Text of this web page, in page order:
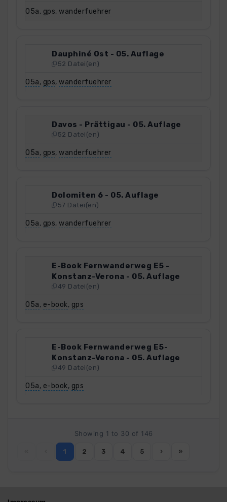
05a, gps, wanderfuehrer
Dauphiné Ost - 05. Auflage
52 Datei(en)
05a, gps, wanderfuehrer
Davos - Prättigau - 05. Auflage
52 Datei(en)
05a, gps, wanderfuehrer
Dolomiten 6 - 05. Auflage
57 Datei(en)
05a, gps, wanderfuehrer
E-Book Fernwanderweg E5 -
Konstanz-Verona - 05. Auflage
49 Datei(en)
05a, e-book, gps
E-Book Fernwanderweg E5-
Konstanz-Verona - 05. Auflage
49 Datei(en)
05a, e-book, gps
Showing 1 to 30 of 146
1 2 3 4 5 › »